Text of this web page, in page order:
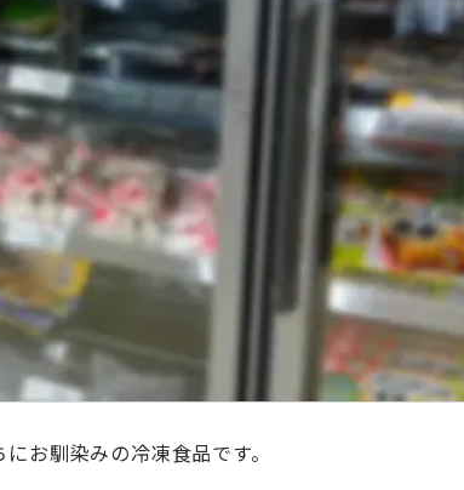
お馴染みの冷凍食品です。